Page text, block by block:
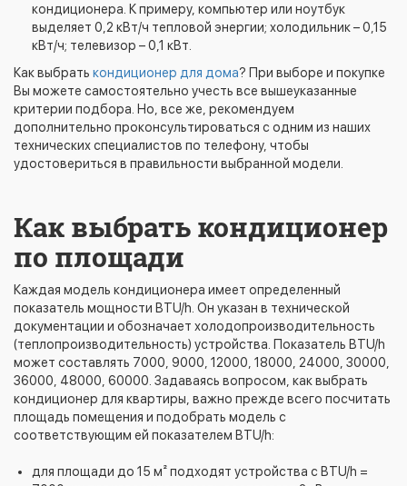
кондиционера. К примеру, компьютер или ноутбук
выделяет 0,2 кВт/ч тепловой энергии; холодильник – 0,15
кВт/ч; телевизор – 0,1 кВт.
Как выбрать кондиционер для дома? При выборе и покупке
Вы можете самостоятельно учесть все вышеуказанные
критерии подбора. Но, все же, рекомендуем
дополнительно проконсультироваться с одним из наших
технических специалистов по телефону, чтобы
удостовериться в правильности выбранной модели.
Как выбрать кондиционер
по площади
Каждая модель кондиционера имеет определенный
показатель мощности BTU/h. Он указан в технической
документации и обозначает холодопроизводительность
(теплопроизводительность) устройства. Показатель BTU/h
может составлять 7000, 9000, 12000, 18000, 24000, 30000,
36000, 48000, 60000. Задаваясь вопросом, как выбрать
кондиционер для квартиры, важно прежде всего посчитать
площадь помещения и подобрать модель с
соответствующим ей показателем BTU/h:
для площади до 15 м² подходят устройства с BTU/h =